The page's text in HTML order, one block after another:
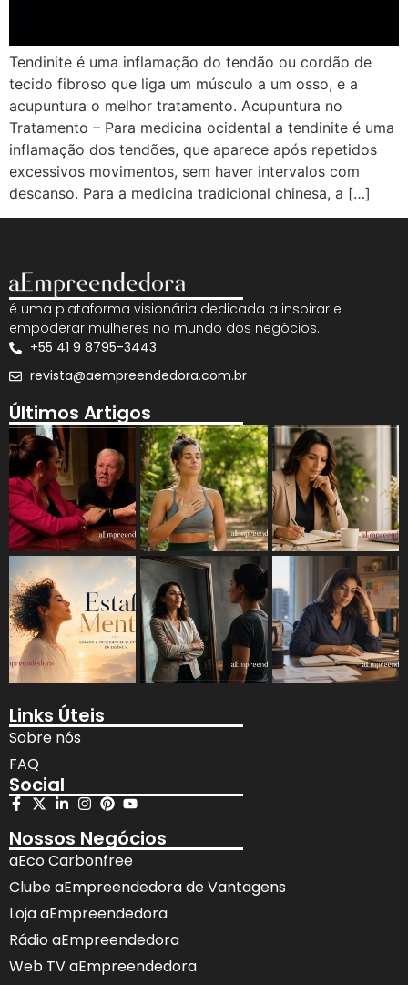
Tendinite é uma inflamação do tendão ou cordão de
tecido fibroso que liga um músculo a um osso, e a
acupuntura o melhor tratamento. Acupuntura no
Tratamento – Para medicina ocidental a tendinite é uma
inflamação dos tendões, que aparece após repetidos
excessivos movimentos, sem haver intervalos com
descanso. Para a medicina tradicional chinesa, a […]
é uma plataforma visionária dedicada a inspirar e
empoderar mulheres no mundo dos negócios.
+55 41 9 8795-3443
revista@aempreendedora.com.br
Últimos Artigos
Links Úteis
Sobre nós
FAQ
Social
Nossos Negócios
aEco Carbonfree
Clube aEmpreendedora de Vantagens
Loja aEmpreendedora
Rádio aEmpreendedora
Web TV aEmpreendedora